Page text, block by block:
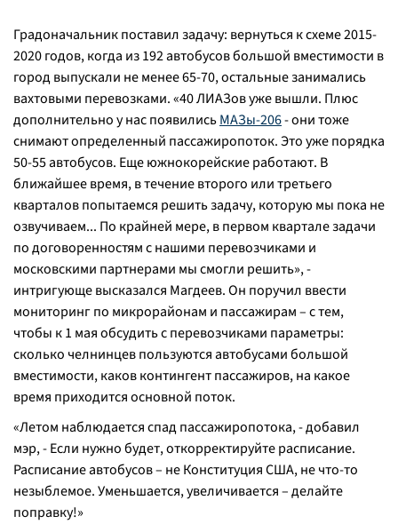
Градоначальник поставил задачу: вернуться к схеме 2015-
2020 годов, когда из 192 автобусов большой вместимости в
город выпускали не менее 65-70, остальные занимались
вахтовыми перевозками. «40 ЛИАЗов уже вышли. Плюс
дополнительно у нас появилисьМАЗы-206- они тоже
снимают определенный пассажиропоток. Это уже порядка
50-55 автобусов. Еще южнокорейские работают. В
ближайшее время, в течение второго или третьего
кварталов попытаемся решить задачу, которую мы пока не
озвучиваем... По крайней мере, в первом квартале задачи
по договоренностям с нашими перевозчиками и
московскими партнерами мы смогли решить», -
интригующе высказался Магдеев. Он поручил ввести
мониторинг по микрорайонам и пассажирам – с тем,
чтобы к 1 мая обсудить с перевозчиками параметры:
сколько челнинцев пользуются автобусами большой
вместимости, каков контингент пассажиров, на какое
время приходится основной поток.
«Летом наблюдается спад пассажиропотока, - добавил
мэр, - Если нужно будет, откорректируйте расписание.
Расписание автобусов – не Конституция США, не что-то
незыблемое. Уменьшается, увеличивается – делайте
поправку!»